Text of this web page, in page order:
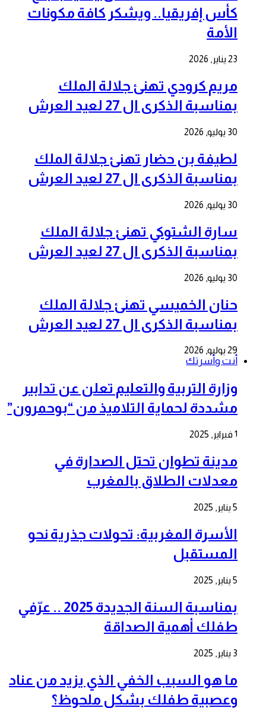
كأس إفريقيا.. ويشكر كافة مكونات
الأمة
23 يناير, 2026
مريم كرودي تهنئ جلالة الملك
بمناسبة الذكرى ال 27 لعيد العرش
30 يوليو, 2026
لطيفة بن حضار تهنئ جلالة الملك
بمناسبة الذكرى ال 27 لعيد العرش
30 يوليو, 2026
سارة الشتوكي تهنئ جلالة الملك
بمناسبة الذكرى ال 27 لعيد العرش
30 يوليو, 2026
حنان الخميسي تهنئ جلالة الملك
بمناسبة الذكرى ال 27 لعيد العرش
29 يوليو, 2026
أنت وأسرتك
وزارة التربية والتعليم تعلن عن تدابير
مشددة لحماية التلاميذ من “بوحمرون”
1 فبراير, 2025
مدينة تطوان تحتل الصدارة في
معدلات الطلاق بالمغرب
5 يناير, 2025
الأسرة المغربية: تحولات جذرية نحو
المستقبل
5 يناير, 2025
بمناسبة السنة الجديدة 2025 .. عرّفي
طفلك أهمية الصداقة
3 يناير, 2025
ما هو السبب الخفي الذي يزيد من عناد
وعصبية طفلك بشكل ملحوظ؟